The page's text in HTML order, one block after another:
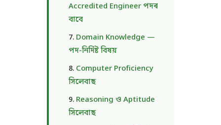
Accredited Engineer পদৰ
বাবে
Domain Knowledge —
পদ-নিৰ্দিষ্ট বিষয়
Computer Proficiency
সিলেবাছ
Reasoning ও Aptitude
সিলেবাছ